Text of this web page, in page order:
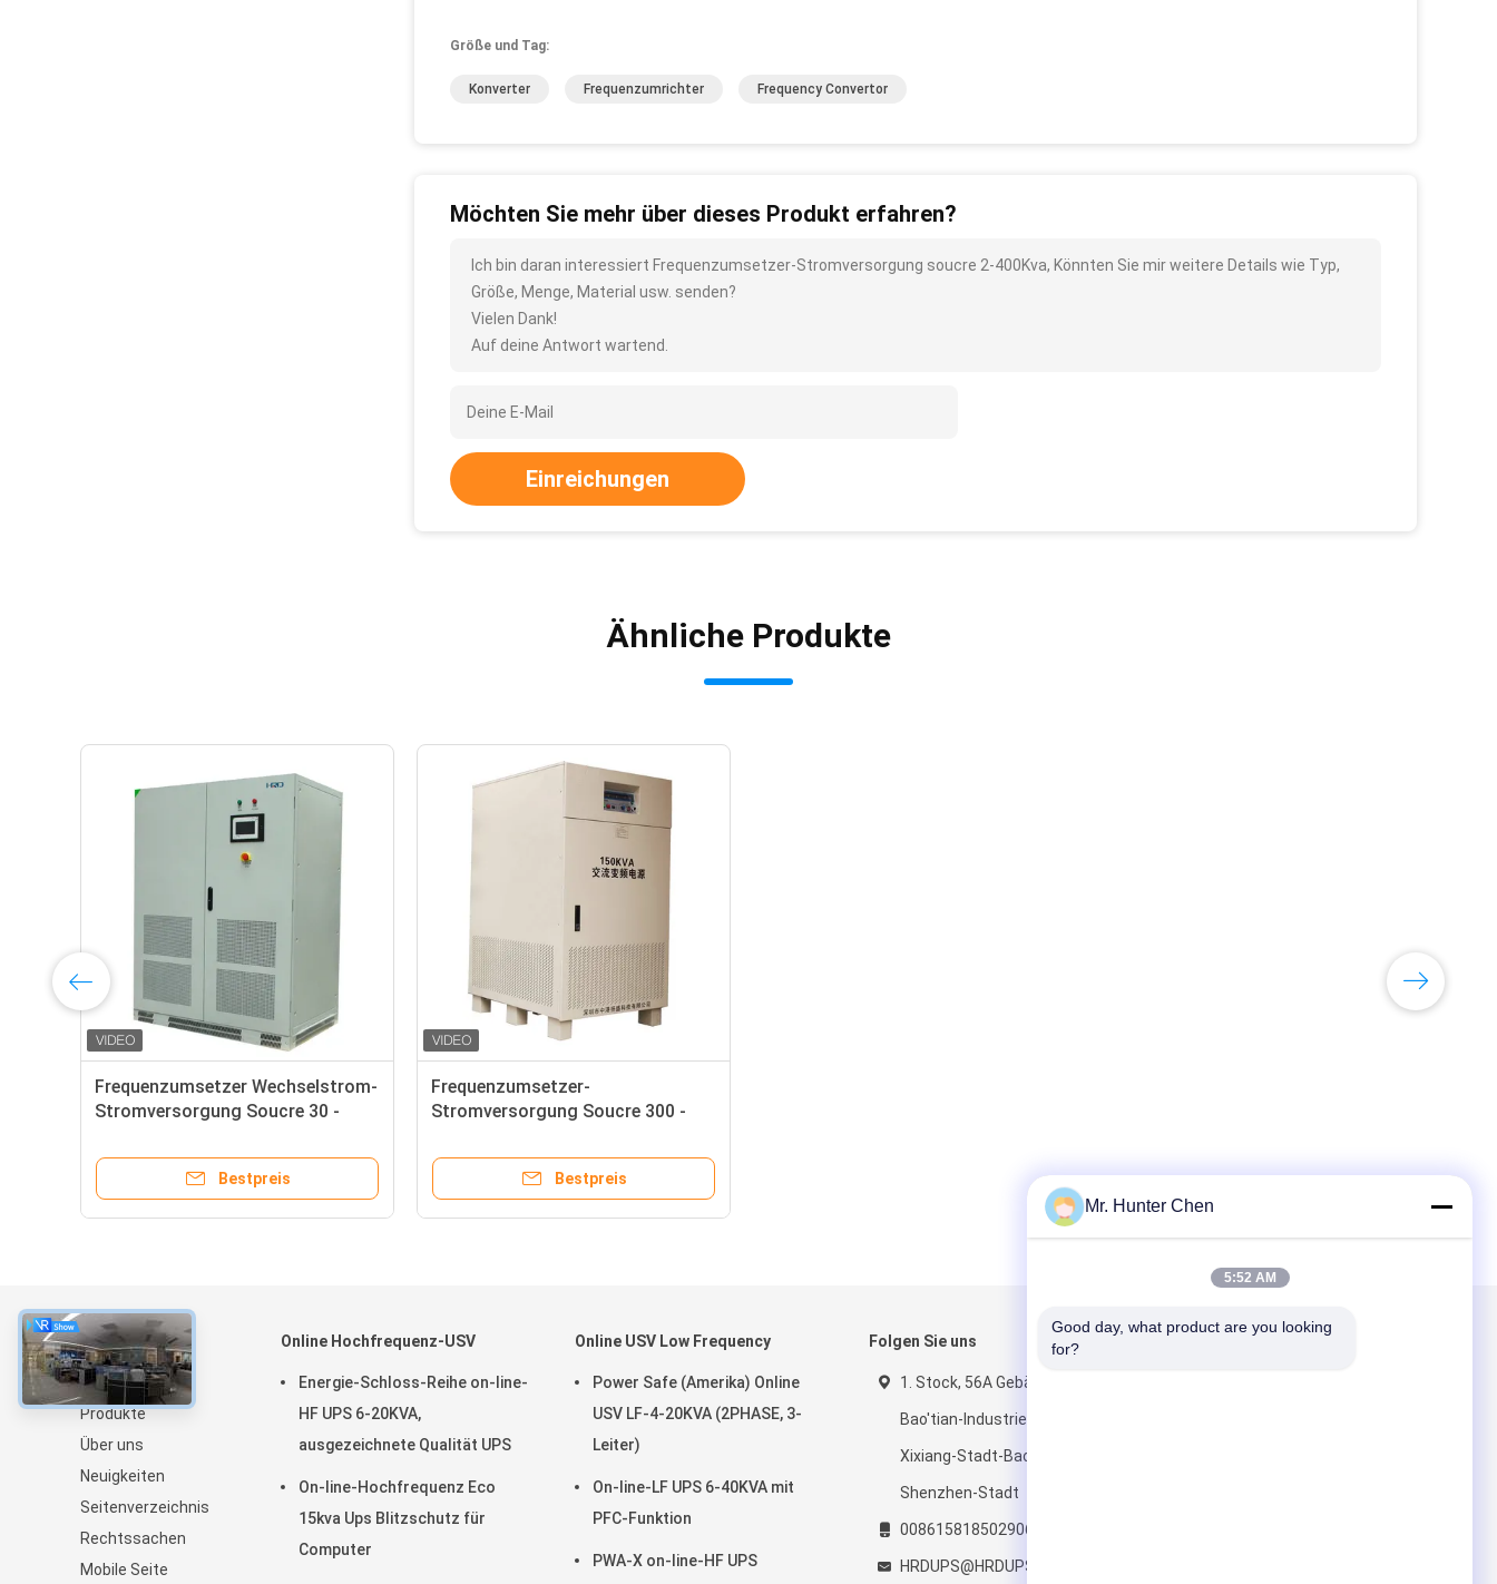
Größe und Tag:
Konverter Frequenzumrichter Frequency Convertor
Möchten Sie mehr über dieses Produkt erfahren?
Ich bin daran interessiert Frequenzumsetzer-Stromversorgung soucre 2-400Kva, Könnten Sie mir weitere Details wie Typ,
Größe, Menge, Material usw. senden?
Vielen Dank!
Auf deine Antwort wartend.
Einreichungen
Ähnliche Produkte
Frequenzumsetzer Wechselstrom-
Stromversorgung Soucre 30 -
Bestpreis
Frequenzumsetzer-
Stromversorgung Soucre 300 -
Bestpreis
über
Zu Hause
Produkte
Über uns
Neuigkeiten
Seitenverzeichnis
Rechtssachen
Mobile Seite
Online Hochfrequenz-USV
Energie-Schloss-Reihe on-line-
HF UPS 6-20KVA,
ausgezeichnete Qualität UPS
On-line-Hochfrequenz Eco
15kva Ups Blitzschutz für
Computer
Online USV Low Frequency
Power Safe (Amerika) Online
USV LF-4-20KVA (2PHASE, 3-
Leiter)
On-line-LF UPS 6-40KVA mit
PFC-Funktion
PWA-X on-line-HF UPS
Folgen Sie uns
1. Stock, 56A Gebäude,
Bao'tian-Industriepark,
Xixiang-Stadt-Bao'an-Bezirk,
Shenzhen-Stadt
008615818502906(mobile)
HRDUPS@HRDUPS.COM;
Mailen Sie uns
Mr. Hunter Chen
5:52 AM
Good day, what product are you looking
for?